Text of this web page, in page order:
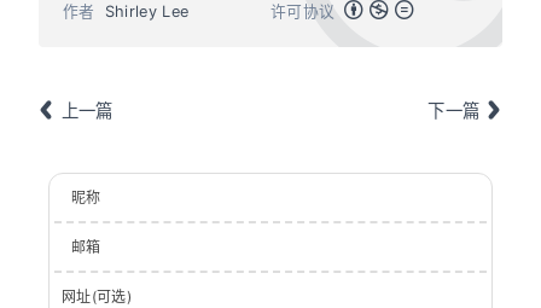
作者 Shirley Lee
许可协议
上一篇 下一篇
昵称
邮箱
网址(可选)